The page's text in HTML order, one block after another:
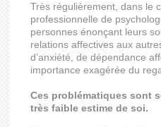
Très régulièrement, dans le
professionnelle de
personnes énonçant leurs
relations affectives aux
d’anxiété, de dépendance
importance exagérée du
Ces problématiques sont
très faible estime de soi.